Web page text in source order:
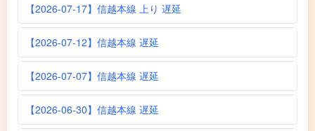
【2026-07-17】信越本線 上り 遅延
【2026-07-12】信越本線 遅延
【2026-07-07】信越本線 遅延
【2026-06-30】信越本線 遅延